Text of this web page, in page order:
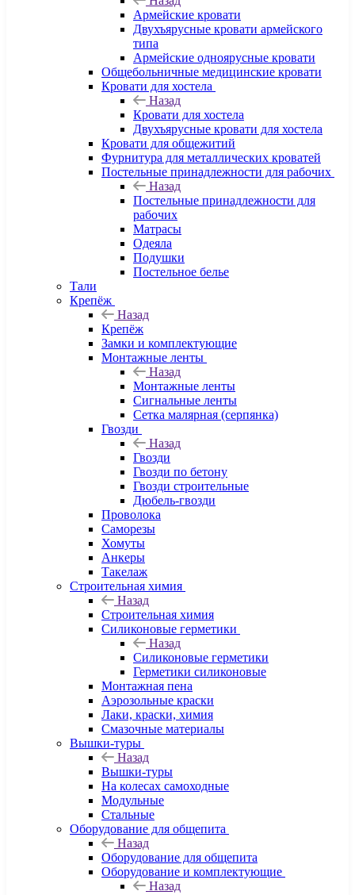
Армейские кровати
Двухъярусные кровати армейского
типа
Армейские одноярусные кровати
Общебольничные медицинские кровати
Кровати для хостела
Назад
Кровати для хостела
Двухъярусные кровати для хостела
Кровати для общежитий
Фурнитура для металлических кроватей
Постельные принадлежности для рабочих
Назад
Постельные принадлежности для
рабочих
Матрасы
Одеяла
Подушки
Постельное белье
Тали
Крепёж
Назад
Крепёж
Замки и комплектующие
Монтажные ленты
Назад
Монтажные ленты
Сигнальные ленты
Сетка малярная (серпянка)
Гвозди
Назад
Гвозди
Гвозди по бетону
Гвозди строительные
Дюбель-гвозди
Проволока
Саморезы
Хомуты
Анкеры
Такелаж
Строительная химия
Назад
Строительная химия
Силиконовые герметики
Назад
Силиконовые герметики
Герметики силиконовые
Монтажная пена
Аэрозольные краски
Лаки, краски, химия
Смазочные материалы
Вышки-туры
Назад
Вышки-туры
На колесах самоходные
Модульные
Стальные
Оборудование для общепита
Назад
Оборудование для общепита
Оборудование и комплектующие
Назад